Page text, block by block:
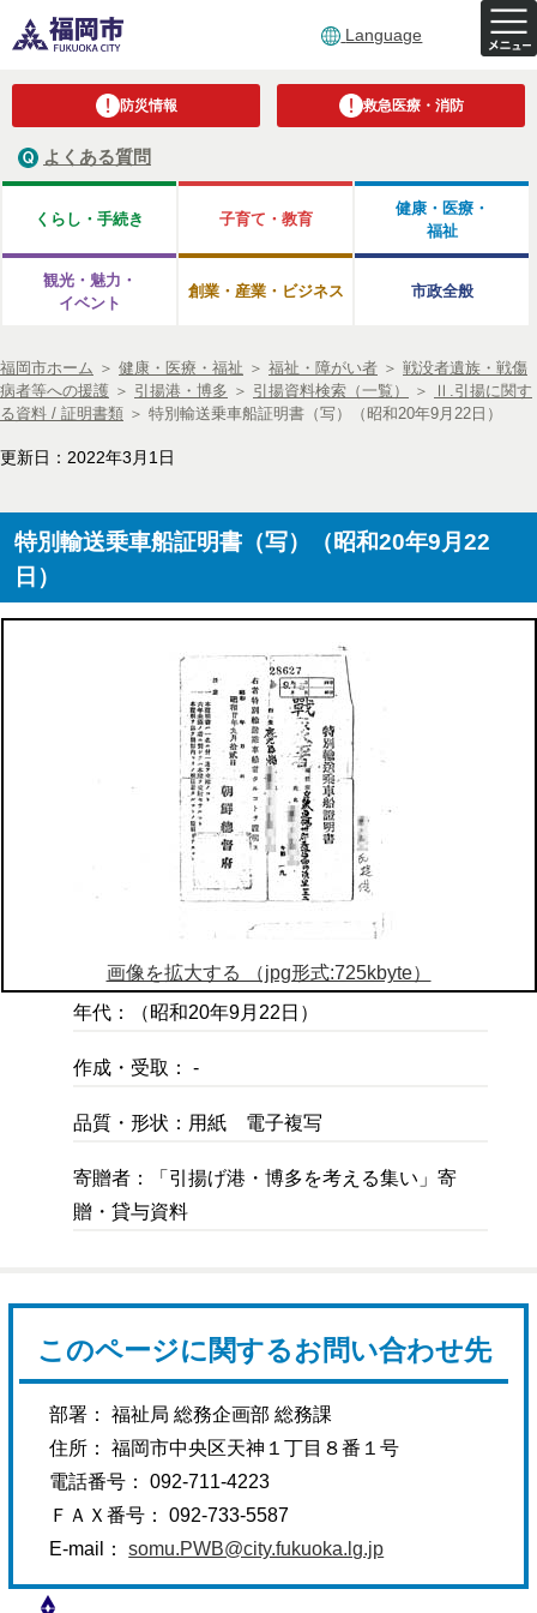
Language
防災情報 救急医療・消防
よくある質問
くらし・手続き 子育て・教育
健康・医療・
福祉
観光・魅力・
イベント
創業・産業・ビジネス 市政全般
福岡市ホーム ＞ 健康・医療・福祉 ＞ 福祉・障がい者 ＞ 戦没者遺族・戦傷
病者等への援護 ＞ 引揚港・博多 ＞ 引揚資料検索（一覧） ＞
Ⅱ.引揚に関す
る資料 / 証明書類 ＞ 特別輸送乗車船証明書（写）（昭和20年9月22日）
更新日：2022年3月1日
特別輸送乗車船証明書（写）（昭和20年9月22
日）
画像を拡大する （jpg形式:725kbyte）
年代：（昭和20年9月22日）
作成・受取： -
品質・形状：用紙 電子複写
寄贈者：「引揚げ港・博多を考える集い」寄
贈・貸与資料
このページに関するお問い合わせ先
部署： 福祉局 総務企画部 総務課
住所： 福岡市中央区天神１丁目８番１号
電話番号： 092-711-4223
ＦＡＸ番号： 092-733-5587
E-mail：somu.PWB@city.fukuoka.lg.jp